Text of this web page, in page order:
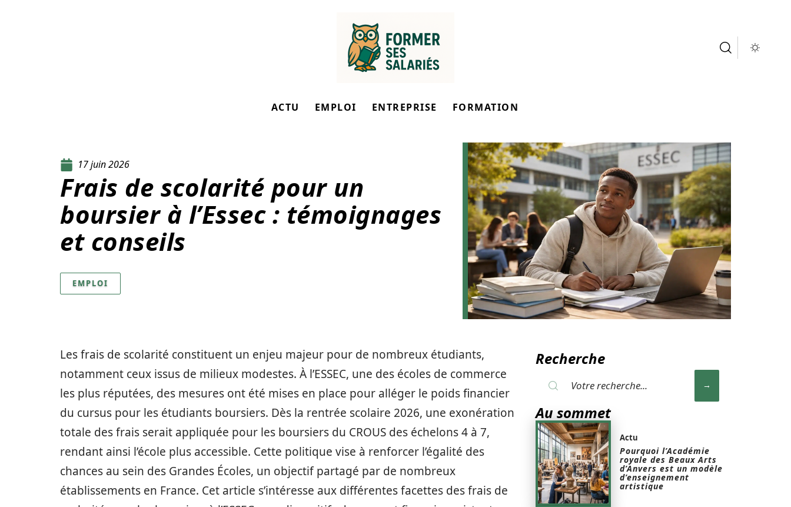
ACTU EMPLOI ENTREPRISE FORMATION
17 juin 2026
Frais de scolarité pour un
boursier à l’Essec : témoignages
et conseils
EMPLOI
Les frais de scolarité constituent un enjeu majeur pour de nombreux étudiants,
notamment ceux issus de milieux modestes. À l’ESSEC, une des écoles de commerce
les plus réputées, des mesures ont été mises en place pour alléger le poids financier
du cursus pour les étudiants boursiers. Dès la rentrée scolaire 2026, une exonération
totale des frais serait appliquée pour les boursiers du CROUS des échelons 4 à 7,
rendant ainsi l’école plus accessible. Cette politique vise à renforcer l’égalité des
chances au sein des Grandes Écoles, un objectif partagé par de nombreux
établissements en France. Cet article s’intéresse aux différentes facettes des frais de
Recherche
Au sommet
Actu
Pourquoi l’Académie
royale des Beaux Arts
d’Anvers est un modèle
d’enseignement
artistique